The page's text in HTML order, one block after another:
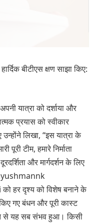
बीटीएस क्षण साझा किए:
यात्रा को दर्शाया और
प्रयास को स्वीकार
लिखा, “इस यात्रा के
टीम, हमारे निर्माता
और मार्गदर्शन के लिए
हर दृश्य को विशेष बनाने के
किए गए बंधन और पूरी कास्ट
से यह सब संभव हुआ। किसी